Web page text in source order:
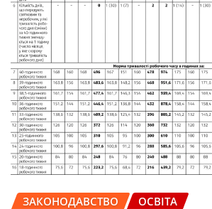
ЗАКОНОДАВСТВО ОСВІТА